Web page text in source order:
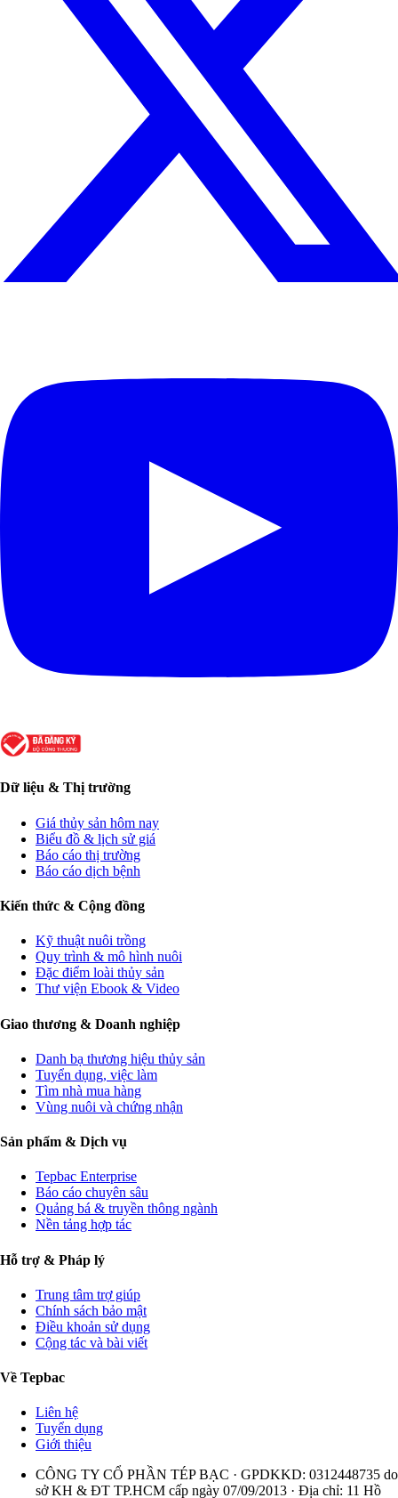
Dữ liệu & Thị trường
Giá thủy sản hôm nay
Biểu đồ & lịch sử giá
Báo cáo thị trường
Báo cáo dịch bệnh
Kiến thức & Cộng đồng
Kỹ thuật nuôi trồng
Quy trình & mô hình nuôi
Đặc điểm loài thủy sản
Thư viện Ebook & Video
Giao thương & Doanh nghiệp
Danh bạ thương hiệu thủy sản
Tuyển dụng, việc làm
Tìm nhà mua hàng
Vùng nuôi và chứng nhận
Sản phẩm & Dịch vụ
Tepbac Enterprise
Báo cáo chuyên sâu
Quảng bá & truyền thông ngành
Nền tảng hợp tác
Hỗ trợ & Pháp lý
Trung tâm trợ giúp
Chính sách bảo mật
Điều khoản sử dụng
Cộng tác và bài viết
Về Tepbac
Liên hệ
Tuyển dụng
Giới thiệu
CÔNG TY CỔ PHẦN TÉP BẠC · GPDKKD: 0312448735 do
sở KH & ĐT TP.HCM cấp ngày 07/09/2013 · Địa chỉ: 11 Hồ